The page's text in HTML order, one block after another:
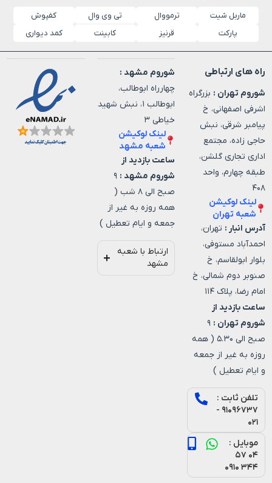
ماربل شیت ترمووال تی وی وال
کفپوش
پارکت
قرنیز کابینت کمد دیواری
راه های ارتباطی
شوروم تهران : بزرگراه
اشرفی اصفهانی، خ
پیامبر شرقی، نبش
حاجی زاده، مجتمع
اداری تجاری گلشن،
طبقه چهارم، واحد
۴۰۸
لینک لوکیشن
شعبه تهران
آدرس انبار : تهران،
احمدآباد مستوفی،
بلوار ابولقاسم، خ
صنوبر دوم شمالی، خ
امام رضا، پلاک ۱۱۴
ساعت بازدید از
شوروم تهران : ۹
صبح الی ۵.۳۰ ( همه
روزه به غیر از جمعه
و ایام تعطیل )
تلفن ثابت :
۹۱۰۹۶۷۳۷ -
۰۲۱
موبایل :
۰۴ ۵۷
۳۴۴ ۰۹۱۰
شوروم مشهد :
چهارراه ابوطالب،
ابوطالب ۱، نبش شهید
خیاطی ۳
لینک لوکیشن
شعبه مشهد
ساعت بازدید از
شوروم مشهد : ۹
صبح الی ۸ شب (
همه روزه به غیر از
جمعه و ایام تعطیل )
ارتباط با شعبه
مشهد